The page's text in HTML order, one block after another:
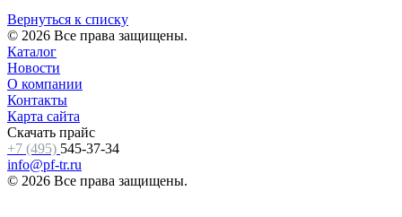
Вернуться к списку
© 2026 Все права защищены.
Каталог
Новости
О компании
Контакты
Карта сайта
Скачать прайс
+7 (495) 545-37-34
info@pf-tr.ru
© 2026 Все права защищены.